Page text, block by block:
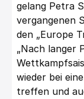
gelang Petra
vergangenen
den „Europe
„Nach langer
wieder bei
treffen und